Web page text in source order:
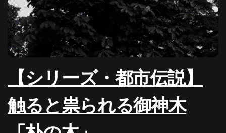
【シリーズ・都市伝説】
触ると祟られる御神木